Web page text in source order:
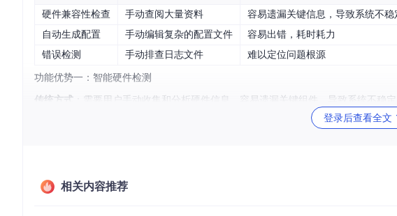
硬件兼容性检查
手动查阅大量资料 容易遗漏关键信息，导致系统不稳
自动生成配置
手动编辑复杂的配置文件 容易出错，耗时耗力
错误检测
手动排查日志文件 难以定位问题根源
功能优势一：智能硬件检测
传统方式 ：需要用户手动收集和分析硬件信息，容易遗漏关键组件，导致系统不稳定
痛点：难以定位问题
登录后查看全文
相关内容推荐